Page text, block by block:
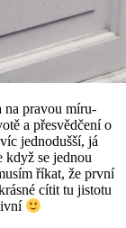
na pravou míru-
a přesvědčení o
jednodušší, já
když se jednou
říkat, že první
cítit tu jistotu